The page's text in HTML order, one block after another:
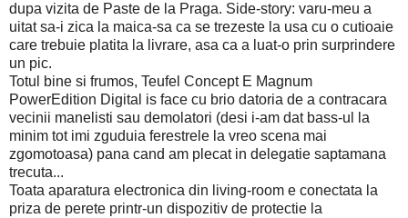
dupa vizita de Paste de la Praga. Side-story: varu-meu a
uitat sa-i zica la maica-sa ca se trezeste la usa cu o cutioaie
care trebuie platita la livrare, asa ca a luat-o prin surprindere
un pic.
Totul bine si frumos, Teufel Concept E Magnum
PowerEdition Digital is face cu brio datoria de a contracara
vecinii manelisti sau demolatori (desi i-am dat bass-ul la
minim tot imi zguduia ferestrele la vreo scena mai
zgomotoasa) pana cand am plecat in delegatie saptamana
trecuta...
Toata aparatura electronica din living-room e conectata la
priza de perete printr-un dispozitiv de protectie la